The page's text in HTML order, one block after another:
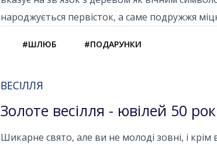
народжується первісток, а саме подружжя
#ШЛЮБ #ПОДАРУНКИ
ВЕСІЛЛЯ
Золоте весілля - ювілей 50
Шикарне свято, але ви не молоді зовні, і